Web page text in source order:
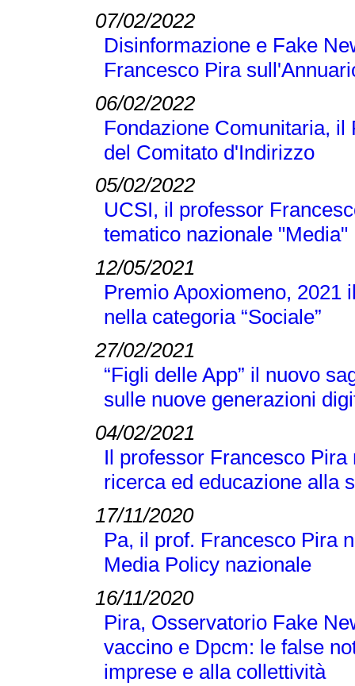
07/02/2022
Disinformazione e Fake
Francesco Pira
06/02/2022
Fondazione Comunitaria,
del Comitato d'Indirizzo
05/02/2022
UCSI, il professor
tematico nazionale "Media"
12/05/2021
Premio Apoxiomeno, 2021
nella categoria “Sociale”
27/02/2021
“Figli delle App” il nuovo
sulle nuove generazioni
04/02/2021
Il professor Francesco
ricerca ed educazione alla
17/11/2020
Pa, il prof. Francesco Pira
Media Policy nazionale
16/11/2020
Pira, Osservatorio Fake
vaccino e Dpcm: le false
imprese e alla collettività